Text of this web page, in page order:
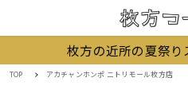
枚方の近所の夏祭
TOP アカチャンホンポ ニトリモール枚方店